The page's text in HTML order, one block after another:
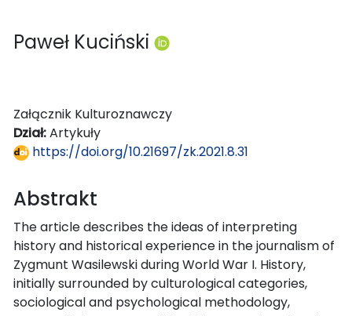
Paweł Kuciński
Załącznik Kulturoznawczy
Dział:Artykuły
https://doi.org/10.21697/zk.2021.8.31
Abstrakt
The article describes the ideas of interpreting
history and historical experience in the journalism of
Zygmunt Wasilewski during World War I. History,
initially surrounded by culturological categories,
sociological and psychological methodology,